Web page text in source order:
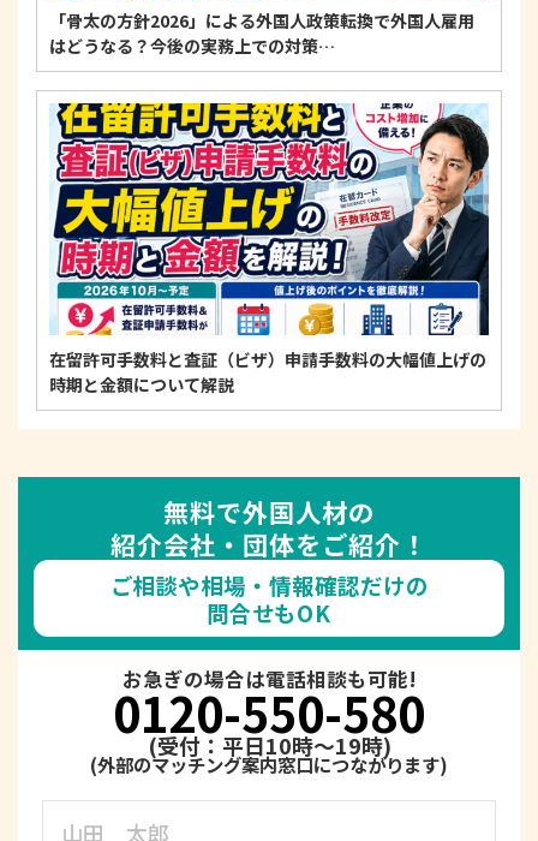
「骨太の方針2026」による外国人政策転換で外国人雇用
はどうなる？今後の実務上での対策…
在留許可手数料と査証（ビザ）申請手数料の大幅値上げの
時期と金額について解説
無料で外国人材の
紹介会社・団体をご紹介！
ご相談や相場・情報確認だけの
問合せもOK
お急ぎの場合は電話相談も可能!
0120-550-580
(受付：平日10時～19時)